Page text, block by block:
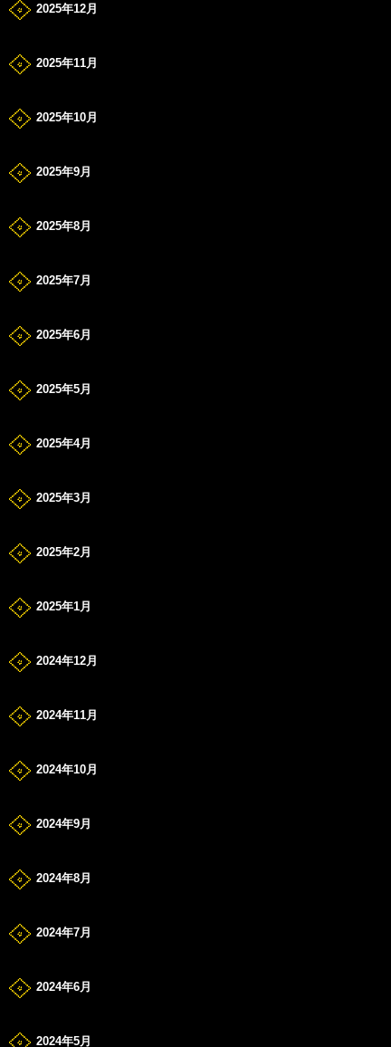
2025年12月
2025年11月
2025年10月
2025年9月
2025年8月
2025年7月
2025年6月
2025年5月
2025年4月
2025年3月
2025年2月
2025年1月
2024年12月
2024年11月
2024年10月
2024年9月
2024年8月
2024年7月
2024年6月
2024年5月